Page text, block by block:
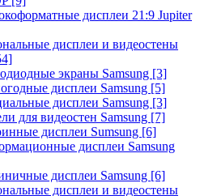
дисплеи 21:9 Jupiter
дисплеи и видеостены
экраны Samsung [3]
дисплеи Samsung [5]
дисплеи Samsung [3]
для видеостен Samsung [7]
дисплеи Sumsung [6]
дисплеи Samsung
дисплеи Samsung [6]
дисплеи и видеостены